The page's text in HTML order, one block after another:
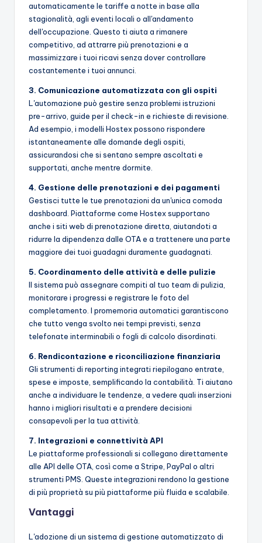
automaticamente le tariffe a notte in base alla
stagionalità, agli eventi locali o all'andamento
dell'occupazione. Questo ti aiuta a rimanere
competitivo, ad attrarre più prenotazioni e a
massimizzare i tuoi ricavi senza dover controllare
costantemente i tuoi annunci.
3. Comunicazione automatizzata con gli ospiti
L'automazione può gestire senza problemi istruzioni
pre-arrivo, guide per il check-in e richieste di revisione.
Ad esempio, i modelli Hostex possono rispondere
istantaneamente alle domande degli ospiti,
assicurandosi che si sentano sempre ascoltati e
supportati, anche mentre dormite.
4. Gestione delle prenotazioni e dei pagamenti
Gestisci tutte le tue prenotazioni da un'unica comoda
dashboard. Piattaforme come Hostex supportano
anche i siti web di prenotazione diretta, aiutandoti a
ridurre la dipendenza dalle OTA e a trattenere una parte
maggiore dei tuoi guadagni duramente guadagnati.
5. Coordinamento delle attività e delle pulizie
Il sistema può assegnare compiti al tuo team di pulizia,
monitorare i progressi e registrare le foto del
completamento. I promemoria automatici garantiscono
che tutto venga svolto nei tempi previsti, senza
telefonate interminabili o fogli di calcolo disordinati.
6. Rendicontazione e riconciliazione finanziaria
Gli strumenti di reporting integrati riepilogano entrate,
spese e imposte, semplificando la contabilità. Ti aiutano
anche a individuare le tendenze, a vedere quali inserzioni
hanno i migliori risultati e a prendere decisioni
consapevoli per la tua attività.
7. Integrazioni e connettività API
Le piattaforme professionali si collegano direttamente
alle API delle OTA, così come a Stripe, PayPal o altri
strumenti PMS. Queste integrazioni rendono la gestione
di più proprietà su più piattaforme più fluida e scalabile.
Vantaggi
L'adozione di un sistema di gestione automatizzato di